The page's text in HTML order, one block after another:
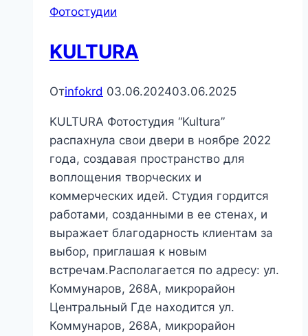
Фотостудии
KULTURA
Отinfokrd 03.06.202403.06.2025
KULTURA Фотостудия “Kultura”
распахнула свои двери в ноябре 2022
года, создавая пространство для
воплощения творческих и
коммерческих идей. Студия гордится
работами, созданными в ее стенах, и
выражает благодарность клиентам за
выбор, приглашая к новым
встречам.Располагается по адресу: ул.
Коммунаров, 268А, микрорайон
Центральный Где находится ул.
Коммунаров, 268А, микрорайон